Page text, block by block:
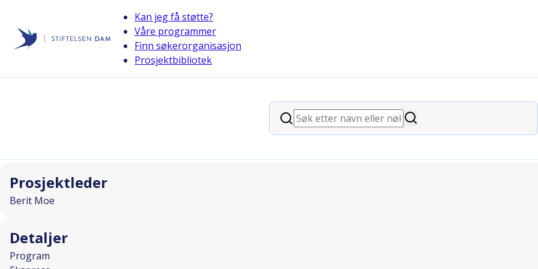
Kan jeg få støtte?
Våre programmer
Finn søkerorganisasjon
Prosjektbibliotek
Søk
Søk
Prosjektleder
Berit Moe
Detaljer
Program